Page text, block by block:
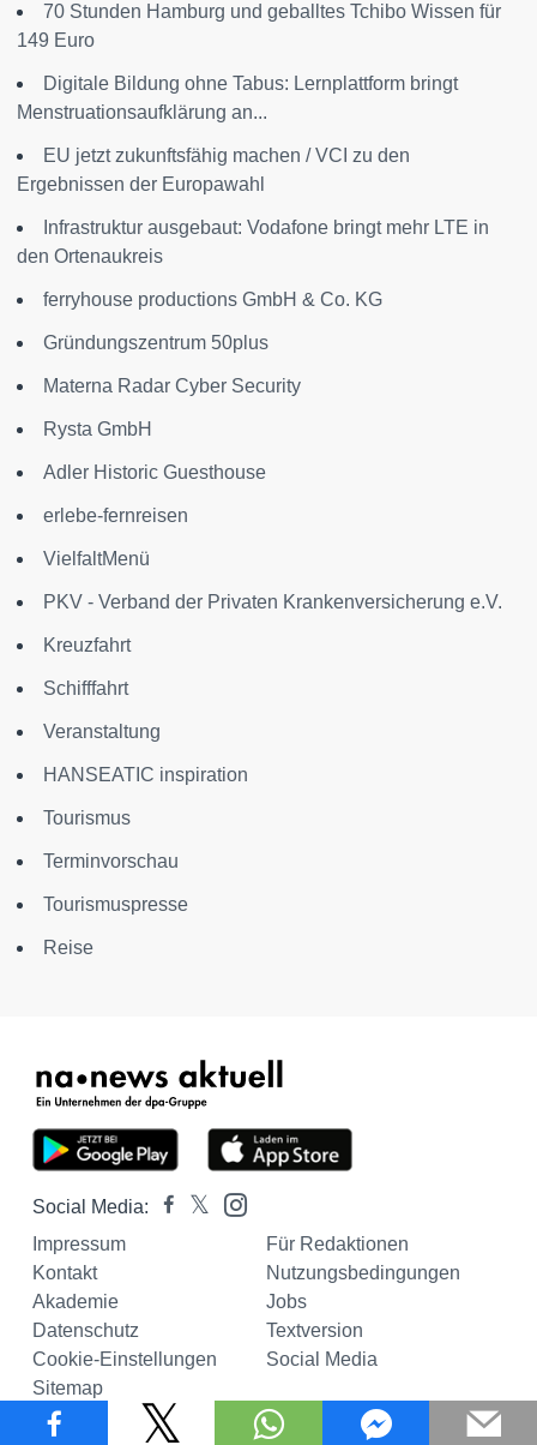
70 Stunden Hamburg und geballtes Tchibo Wissen für
149 Euro
Digitale Bildung ohne Tabus: Lernplattform bringt
Menstruationsaufklärung an...
EU jetzt zukunftsfähig machen / VCI zu den
Ergebnissen der Europawahl
Infrastruktur ausgebaut: Vodafone bringt mehr LTE in
den Ortenaukreis
ferryhouse productions GmbH & Co. KG
Gründungszentrum 50plus
Materna Radar Cyber Security
Rysta GmbH
Adler Historic Guesthouse
erlebe-fernreisen
VielfaltMenü
PKV - Verband der Privaten Krankenversicherung e.V.
Kreuzfahrt
Schifffahrt
Veranstaltung
HANSEATIC inspiration
Tourismus
Terminvorschau
Tourismuspresse
Reise
Social Media:
Impressum
Für Redaktionen
Kontakt
Nutzungsbedingungen
Akademie
Jobs
Datenschutz
Textversion
Cookie-Einstellungen
Social Media
Sitemap